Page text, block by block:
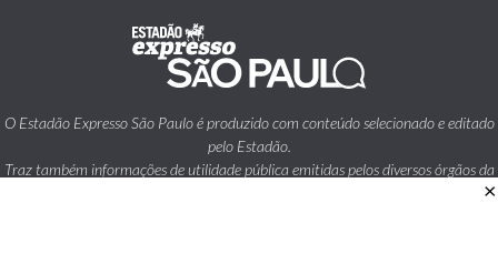
×
O Estadão Expresso São Paulo é produzido com conteúdo selecionado e editado
pelo Estadão.
Traz também informações de utilidade pública emitidas pelos diversos órgãos da